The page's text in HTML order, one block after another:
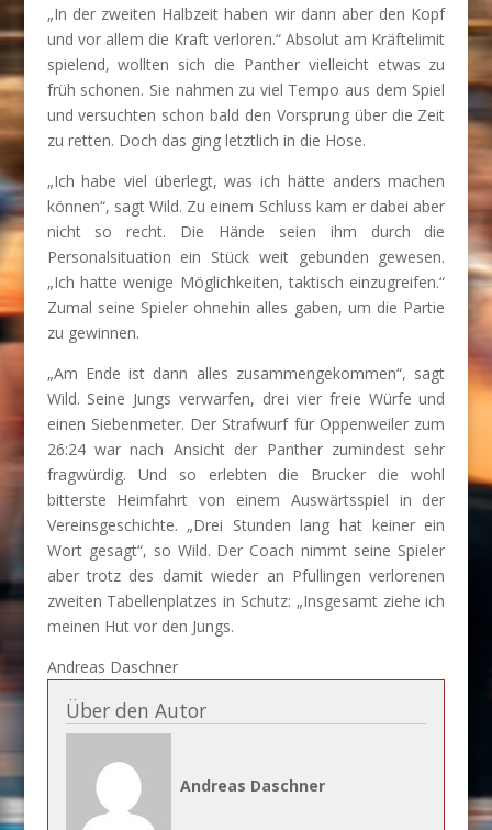
„In der zweiten Halbzeit haben wir dann aber den Kopf
und vor allem die Kraft verloren.“ Absolut am Kräftelimit
spielend, wollten sich die Panther vielleicht etwas zu
früh schonen. Sie nahmen zu viel Tempo aus dem Spiel
und versuchten schon bald den Vorsprung über die Zeit
zu retten. Doch das ging letztlich in die Hose.
„Ich habe viel überlegt, was ich hätte anders machen
können“, sagt Wild. Zu einem Schluss kam er dabei aber
nicht so recht. Die Hände seien ihm durch die
Personalsituation ein Stück weit gebunden gewesen.
„Ich hatte wenige Möglichkeiten, taktisch einzugreifen.“
Zumal seine Spieler ohnehin alles gaben, um die Partie
zu gewinnen.
„Am Ende ist dann alles zusammengekommen“, sagt
Wild. Seine Jungs verwarfen, drei vier freie Würfe und
einen Siebenmeter. Der Strafwurf für Oppenweiler zum
26:24 war nach Ansicht der Panther zumindest sehr
fragwürdig. Und so erlebten die Brucker die wohl
bitterste Heimfahrt von einem Auswärtsspiel in der
Vereinsgeschichte. „Drei Stunden lang hat keiner ein
Wort gesagt“, so Wild. Der Coach nimmt seine Spieler
aber trotz des damit wieder an Pfullingen verlorenen
zweiten Tabellenplatzes in Schutz: „Insgesamt ziehe ich
meinen Hut vor den Jungs.
Andreas Daschner
Über den Autor
Andreas Daschner